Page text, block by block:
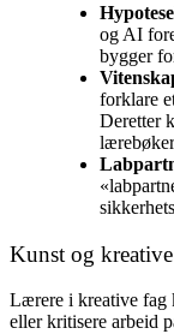
og AI
bygger
forklare
Deretter
Kunst og
Lærere i kreative fag
eller kritisere arbeid